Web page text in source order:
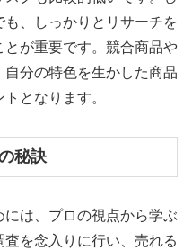
、しっかりとリサーチを
が重要です。競合商品や
分の特色を生かした商品
となります。
秘訣
は、プロの視点から学ぶ
を念入りに行い、売れる